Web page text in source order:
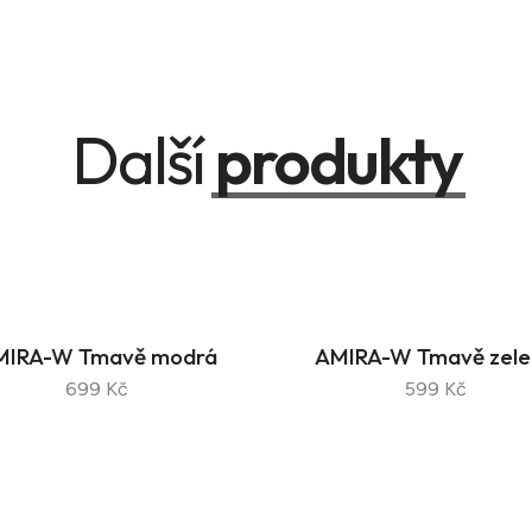
Dalšíprodukty
W Tmavě modrá
699 Kč
AMIRA-W Tmavě
599 Kč